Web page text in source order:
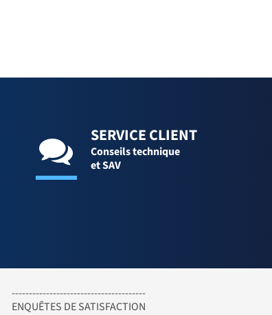
SERVICE CLIENT
Conseils technique
et SAV
---------------------------------------
ENQUÊTES DE SATISFACTION